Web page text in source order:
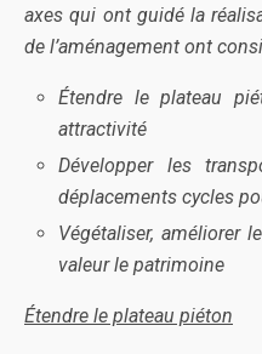
axes qui ont guidé la
de l’aménagement ont
Étendre le plateau
attractivité
Développer les
déplacements cycles
Végétaliser, améliorer
valeur le patrimoine
Étendre le plateau piéton